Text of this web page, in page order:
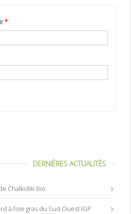
*
DERNIÈRES ACTUALITÉS
Chalkidiki Bio
à foie gras du Sud Ouest IGP